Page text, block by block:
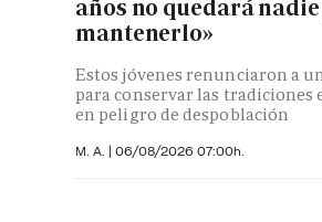
años no quedará
mantenerlo»
Estos jóvenes renunciaron a
para conservar las
en peligro de despoblación
M. A. | 06/08/2026 07:00h.